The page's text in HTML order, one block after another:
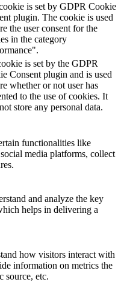
is set by GDPR Cookie
plugin. The cookie is used
the user consent for the
in the category
is set by the GDPR
Consent plugin and is used
whether or not user has
to the use of cookies. It
store any personal data.
functionalities like
media platforms, collect
and analyze the key
helps in delivering a
how visitors interact with
information on metrics the
source, etc.